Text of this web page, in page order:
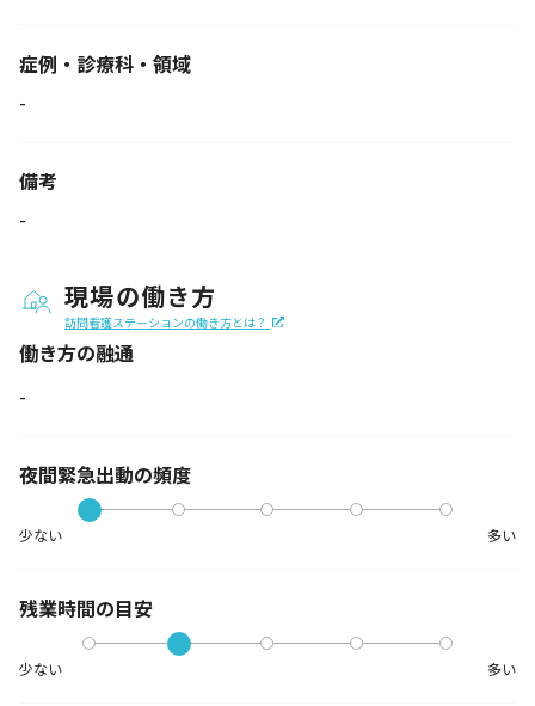
症例・診療科・ 領域
-
備考
-
現場の働き方
訪問看護ステーションの働き方とは？
働き方の融通
-
夜間緊急出動の頻度
少ない 多い
残業時間の目安
少ない 多い